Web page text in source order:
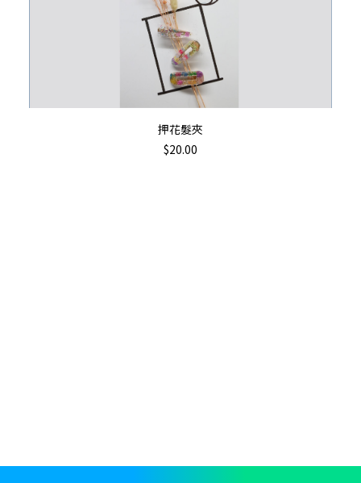
加入購物車
押花髮夾
$20.00